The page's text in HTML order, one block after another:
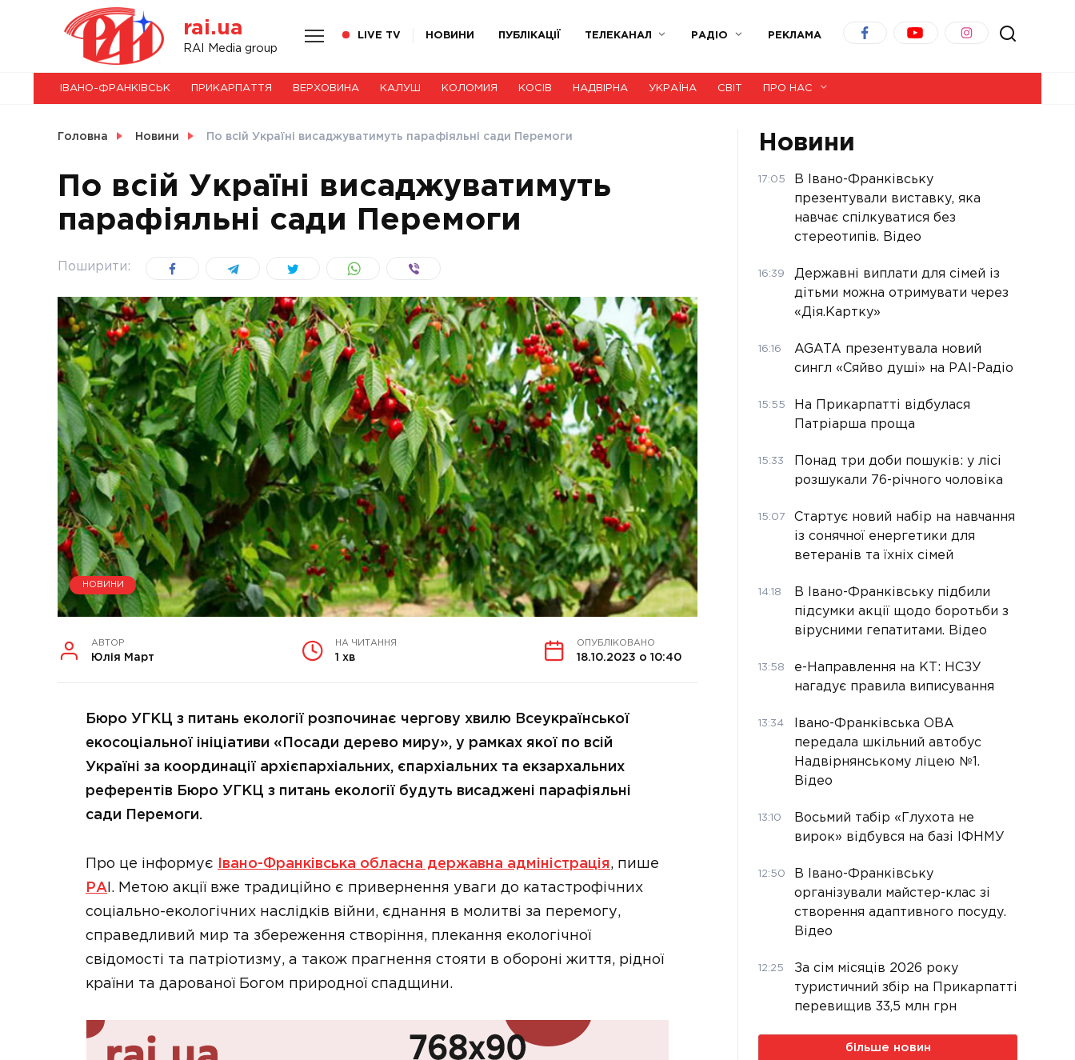
rai.ua
RAI Media group
LIVE TV НОВИНИ ПУБЛІКАЦІЇ ТЕЛЕКАНАЛ РАДІО РЕКЛАМА
НОВИНИ
СВІТ
УКРАЇНА
ІВАНО-ФРАНКІВСЬК ПРИКАРПАТТЯ ВЕРХОВИНА КАЛУШ КОЛОМИЯ КОСІВ НАДВІРНА УКРАЇНА СВІТ ПРО НАС
Головна Новини По всій Україні висаджуватимуть парафіяльні сади Перемоги
По всій Україні висаджуватимуть
парафіяльні сади Перемоги
Поширити:
НОВИНИ
АВТОР
Юлія Март
НА ЧИТАННЯ
1 хв
ОПУБЛІКОВАНО
18.10.2023 о 10:40
Бюро УГКЦ з питань екології розпочинає чергову хвилю Всеукраїнської
екосоціальної ініціативи «Посади дерево миру», у рамках якої по всій
Україні за координації архієпархіальних, єпархіальних та екзархальних
референтів Бюро УГКЦ з питань екології будуть висаджені парафіяльні
сади Перемоги.
Про це інформує Івано-Франківська обласна державна адміністрація, пише
РА І. Метою акції вже традиційно є привернення уваги до катастрофічних
соціально-екологічних наслідків війни, єднання в молитві за перемогу,
справедливий мир та збереження створіння, плекання екологічної
свідомості та патріотизму, а також прагнення стояти в обороні життя, рідної
країни та дарованої Богом природної спадщини.
Новини
17:05
В Івано-Франківську
презентували виставку, яка
навчає спілкуватися без
стереотипів. Відео
16:39
Державні виплати для сімей із
дітьми можна отримувати через
«Дія.Картку»
16:16
AGATA презентувала новий
сингл «Сяйво душі» на РАІ-Радіо
15:55
На Прикарпатті відбулася
Патріарша проща
15:33
Понад три доби пошуків: у лісі
розшукали 76-річного чоловіка
15:07
Стартує новий набір на навчання
із сонячної енергетики для
ветеранів та їхніх сімей
14:18
В Івано-Франківську підбили
підсумки акції щодо боротьби з
вірусними гепатитами. Відео
13:58
е-Направлення на КТ: НСЗУ
нагадує правила виписування
13:34
Івано-Франківська ОВА
передала шкільний автобус
Надвірнянському ліцею №1.
Відео
13:10
Восьмий табір «Глухота не
вирок» відбувся на базі ІФНМУ
12:50
В Івано-Франківську
організували майстер-клас зі
створення адаптивного посуду.
Відео
12:25
За сім місяців 2026 року
туристичний збір на Прикарпатті
перевищив 33,5 млн грн
більше новин